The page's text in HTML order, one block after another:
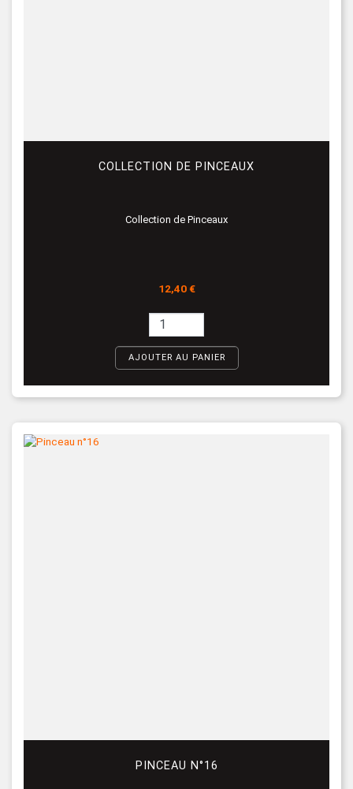
COLLECTION DE PINCEAUX
Collection de Pinceaux
Prix
12,40 €
AJOUTER AU PANIER
PINCEAU N°16